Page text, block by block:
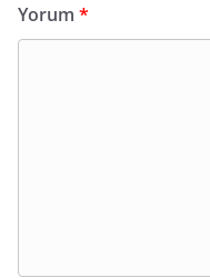
Yorum *